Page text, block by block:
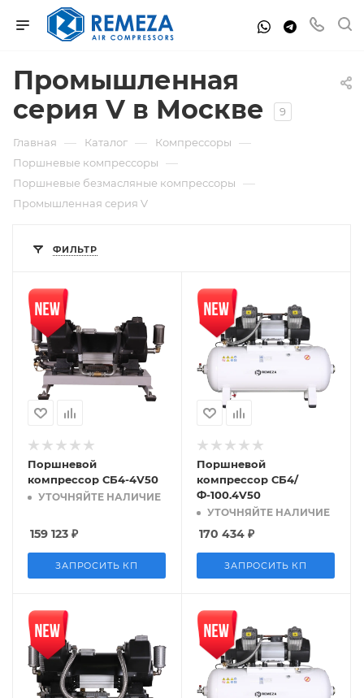
Промышленная
серия V в Москве
9
Главная — Каталог — Компрессоры —
Поршневые компрессоры —
Поршневые безмасляные компрессоры —
Промышленная серия V
ФИЛЬТР
Поршневой
компрессор СБ4-4V50
УТОЧНЯЙТЕ НАЛИЧИЕ
159 123 ₽
ЗАПРОСИТЬ КП
Поршневой
компрессор СБ4/
Ф-100.4V50
УТОЧНЯЙТЕ НАЛИЧИЕ
170 434 ₽
ЗАПРОСИТЬ КП